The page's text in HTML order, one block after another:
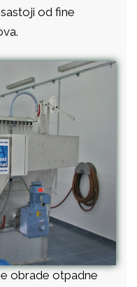
od fine
obrade otpadne